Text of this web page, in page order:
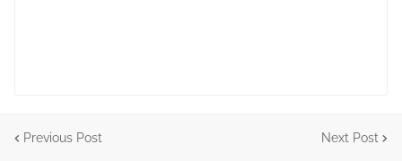
Previous Post Next Post